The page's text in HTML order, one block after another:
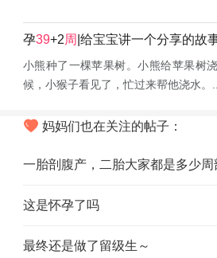
孕39+2周 |给宝宝讲一个分享的故
小熊种了一棵苹果树。小熊给苹果树
候，小猴子看见了，忙过来帮他浇水。...
妈妈们也在关注的帖子：
一胎剖腹产，二胎大家都是多少周
这是怀孕了吗
最终还是做了留级生～